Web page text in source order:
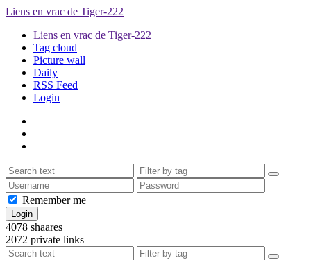
Liens en vrac de Tiger-222
Liens en vrac de Tiger-222
Tag cloud
Picture wall
Daily
RSS Feed
Login
Remember me
4078 shaares
2072 private links